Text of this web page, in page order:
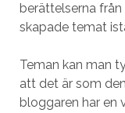
berättelserna
skapade temat
Teman kan man
att det är som
bloggaren har en